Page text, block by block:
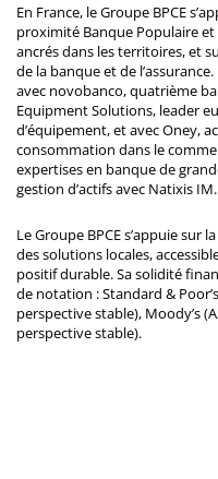
En France, le Groupe BPCE
proximité Banque Populaire et
ancrés dans les territoires, et
de la banque et de
avec novobanco, quatrième
Equipment Solutions, leader
d’équipement, et avec Oney,
consommation dans le
expertises en banque de
gestion d’actifs avec Natixis IM.
Le Groupe BPCE s’appuie
des solutions locales,
positif durable. Sa solidité
de notation : Standard &
perspective stable), Moody’s
perspective stable).